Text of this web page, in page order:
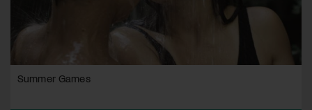
Summer Games